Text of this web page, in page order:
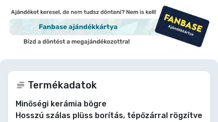
Termékadatok
Minőségi kerámia bögre
Hosszú szálas plüss borítás, tépőzárral rögzítve